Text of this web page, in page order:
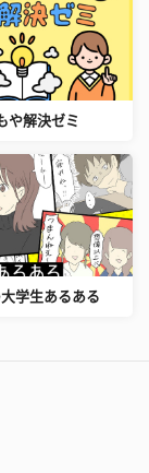
や解決ゼミ
学生あるある